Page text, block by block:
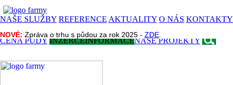
NAŠE SLUŽBY REFERENCE AKTUALITY O NÁS KONTAKTY
NOVÉ: Zpráva o trhu s půdou za rok 2025 - ZDE
CENA PŮDY INZERCEINFORMACENAŠE PROJEKTY
NOVÉ: Zpráva o trhu s půdou za rok 2025 - ZDE